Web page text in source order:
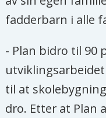
fadderbarn i alle
- Plan bidro til 90
til at
dro. Etter at Plan